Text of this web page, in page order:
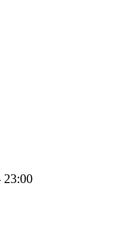
23:00